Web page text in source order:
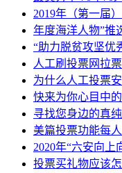
2019年（第一届
年度海洋人物”推
“助力脱贫攻坚优
人工刷投票网拉
为什么人工投票
快来为你心目中
寻找您身边的真
美篇投票功能每
2020年“六安向上
投票买礼物应该